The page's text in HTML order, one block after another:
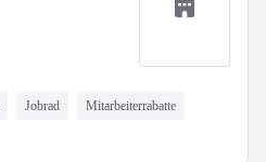
Jobrad Mitarbeiterrabatte